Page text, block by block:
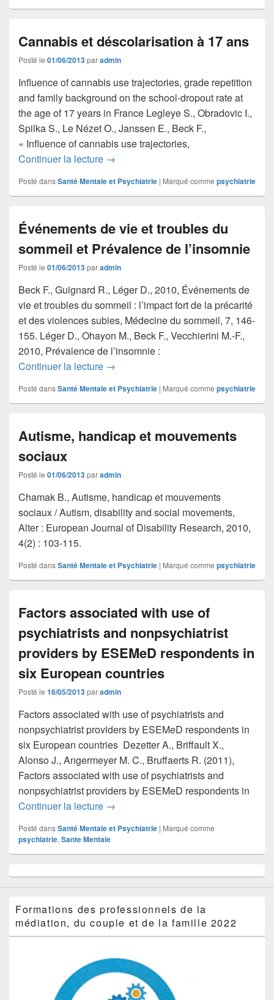
Cannabis et déscolarisation à 17 ans
Posté le 01/06/2013paradmin
Influence of cannabis use trajectories, grade repetition
and family background on the school-dropout rate at
the age of 17 years in France Legleye S., Obradovic I.,
Spilka S., Le Nézet O., Janssen E., Beck F.,
« Influence of cannabis use trajectories,
Continuer la lecture Cannabis et déscolarisation à 17 ans
→
Posté dansSanté Mentale et Psychiatrie | Marqué comme psychiatrie
Événements de vie et troubles du
sommeil et Prévalence de l’insomnie
Posté le 01/06/2013paradmin
Beck F., Guignard R., Léger D., 2010, Événements de
vie et troubles du sommeil : l’impact fort de la précarité
et des violences subies, Médecine du sommeil, 7, 146-
155. Léger D., Ohayon M., Beck F., Vecchierini M.-F.,
2010, Prévalence de l’insomnie :
Continuer la lecture Événements de vie et troubles du
→
Posté dansSanté Mentale et Psychiatrie | Marqué comme psychiatrie
Autisme, handicap et mouvements
sociaux
Posté le 01/06/2013paradmin
Chamak B., Autisme, handicap et mouvements
sociaux / Autism, disability and social movements,
Alter : European Journal of Disability Research, 2010,
4(2) : 103-115.
Posté dansSanté Mentale et Psychiatrie | Marqué comme psychiatrie
Factors associated with use of
psychiatrists and nonpsychiatrist
providers by ESEMeD respondents in
six European countries
Posté le 16/05/2013paradmin
Factors associated with use of psychiatrists and
nonpsychiatrist providers by ESEMeD respondents in
six European countries Dezetter A., Briffault X.,
Alonso J., Angermeyer M. C., Bruffaerts R. (2011),
Factors associated with use of psychiatrists and
nonpsychiatrist providers by ESEMeD respondents in
Continuer la lecture Factors associated with use of
→
Posté dansSanté Mentale et Psychiatrie | Marqué comme
psychiatrie, Sante Mentale
principale
de
pour
barre
Formations des professionnels de la
médiation, du couple et de la famille 2022